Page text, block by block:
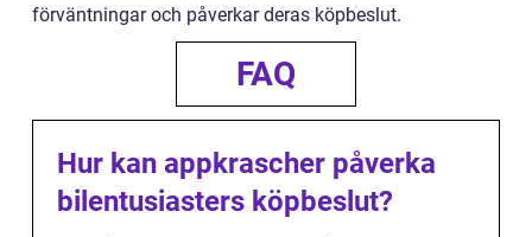
förväntningar och påverkar deras köpbeslut.
FAQ
Hur kan appkrascher påverka
bilentusiasters köpbeslut?